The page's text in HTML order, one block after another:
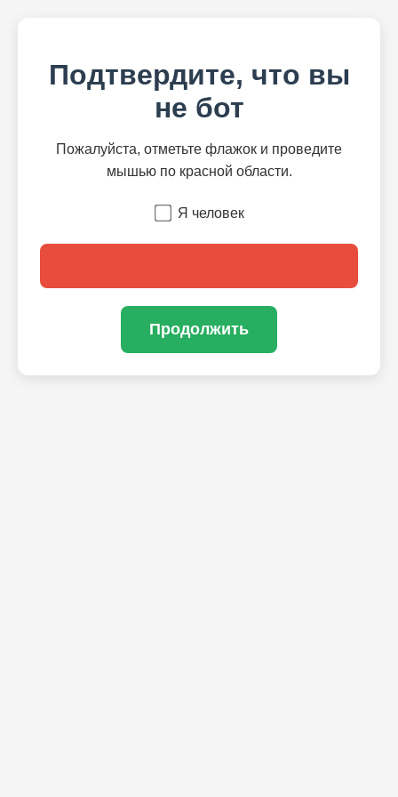
Подтвердите, что вы
не бот
Пожалуйста, отметьте флажок и проведите
мышью по красной области.
Я человек
Продолжить